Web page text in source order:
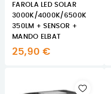
FAROLA LED SOLAR
3000K/4000K/6500K
350LM + SENSOR +
MANDO ELBAT
25,90 €